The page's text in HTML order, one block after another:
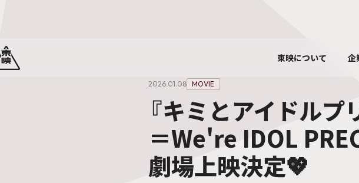
東映について 企
2026.01.08 MOVIE
『キミとアイドル
＝We're IDOL
劇場上映決定💖